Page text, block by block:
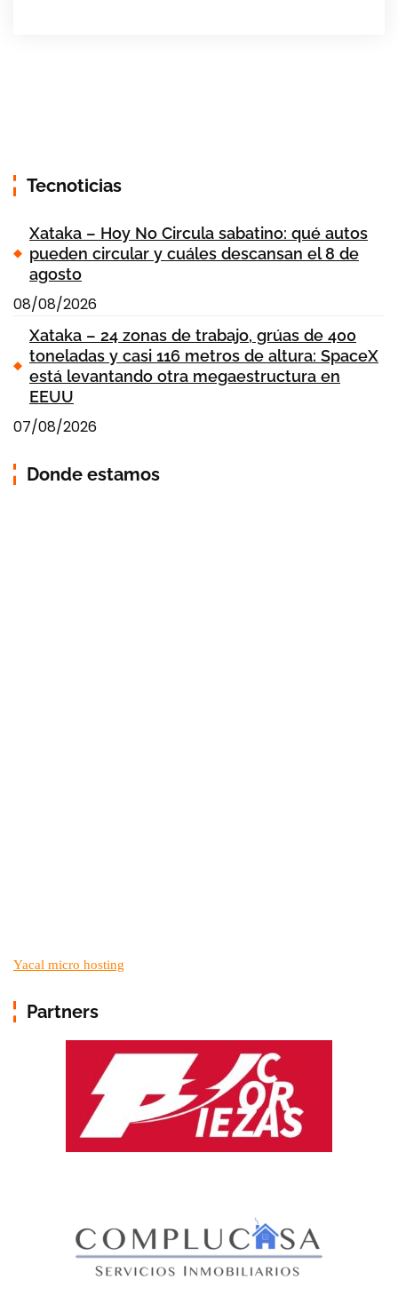
Tecnoticias
Xataka – Hoy No Circula sabatino: qué autos
pueden circular y cuáles descansan el 8 de
agosto
08/08/2026
Xataka – 24 zonas de trabajo, grúas de 400
toneladas y casi 116 metros de altura: SpaceX
está levantando otra megaestructura en
EEUU
07/08/2026
Donde estamos
Yacal micro hosting
Partners